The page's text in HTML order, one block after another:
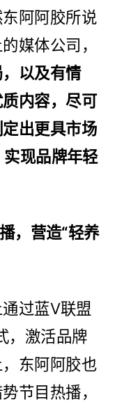
东阿阿胶所说
媒体公司，
以及有情
内容，尽可
出更具市场
实现品牌年轻
，营造“轻养
过蓝V联盟
，激活品牌
东阿阿胶也
节目热播，